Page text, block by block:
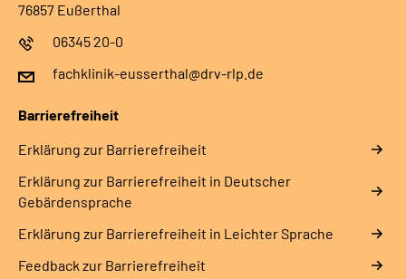
76857 Eußerthal
06345 20-0
fachklinik-eusserthal@drv-rlp.de
Barrierefreiheit
Erklärung zur Barrierefreiheit
Erklärung zur Barrierefreiheit in Deutscher
Gebärdensprache
Erklärung zur Barrierefreiheit in Leichter Sprache
Feedback zur Barrierefreiheit